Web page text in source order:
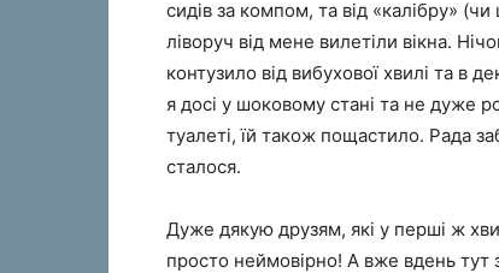
сидів за компом, та від «калібру»
ліворуч від мене вилетіли вікна.
контузило від вибухової хвилі та в
я досі у шоковому стані та не дуже
туалеті, їй також пощастило. Рада
сталося.
Дуже дякую друзям, які у перші ж
просто неймовірно! А вже вдень тут